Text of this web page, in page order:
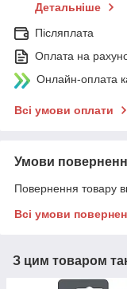
Детальніше
Післяплата
Оплата на
Онлайн-оплата
Всі умови оплати
Умови
Повернення товару
Всі умови
З цим товаром